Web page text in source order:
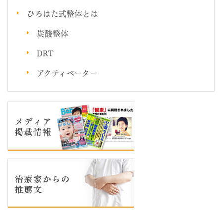
ひろはた式整体とは
炭酸整体
DRT
アクティベーター